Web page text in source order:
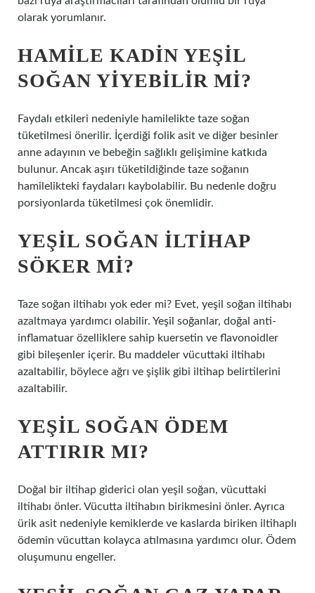
olarak yorumlanır.
HAMILE KADIN YEŞIL
SOĞAN YIYEBILIR MI?
Faydalı etkileri nedeniyle hamilelikte taze soğan
tüketilmesi önerilir. İçerdiği folik asit ve diğer besinler
anne adayının ve bebeğin sağlıklı gelişimine katkıda
bulunur. Ancak aşırı tüketildiğinde taze soğanın
hamilelikteki faydaları kaybolabilir. Bu nedenle doğru
porsiyonlarda tüketilmesi çok önemlidir.
YEŞIL SOĞAN ILTIHAP
SÖKER MI?
Taze soğan iltihabı yok eder mi? Evet, yeşil soğan iltihabı
azaltmaya yardımcı olabilir. Yeşil soğanlar, doğal anti-
inflamatuar özelliklere sahip kuersetin ve flavonoidler
gibi bileşenler içerir. Bu maddeler vücuttaki iltihabı
azaltabilir, böylece ağrı ve şişlik gibi iltihap belirtilerini
azaltabilir.
YEŞIL SOĞAN ÖDEM
ATTIRIR MI?
Doğal bir iltihap giderici olan yeşil soğan, vücuttaki
iltihabı önler. Vücutta iltihabın birikmesini önler. Ayrıca
ürik asit nedeniyle kemiklerde ve kaslarda biriken iltihaplı
ödemin vücuttan kolayca atılmasına yardımcı olur. Ödem
oluşumunu engeller.